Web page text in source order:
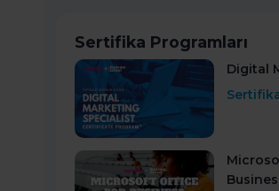
Sertifika Programları
Digital